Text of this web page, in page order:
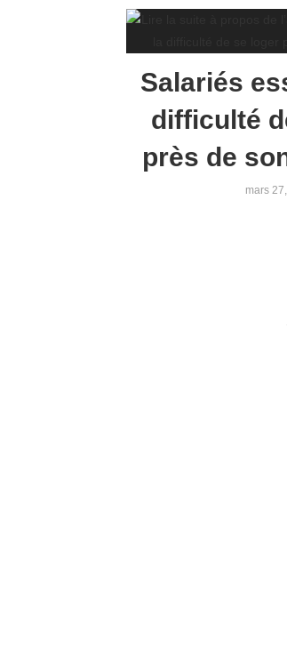
Salariés
difficulté
près de
mars